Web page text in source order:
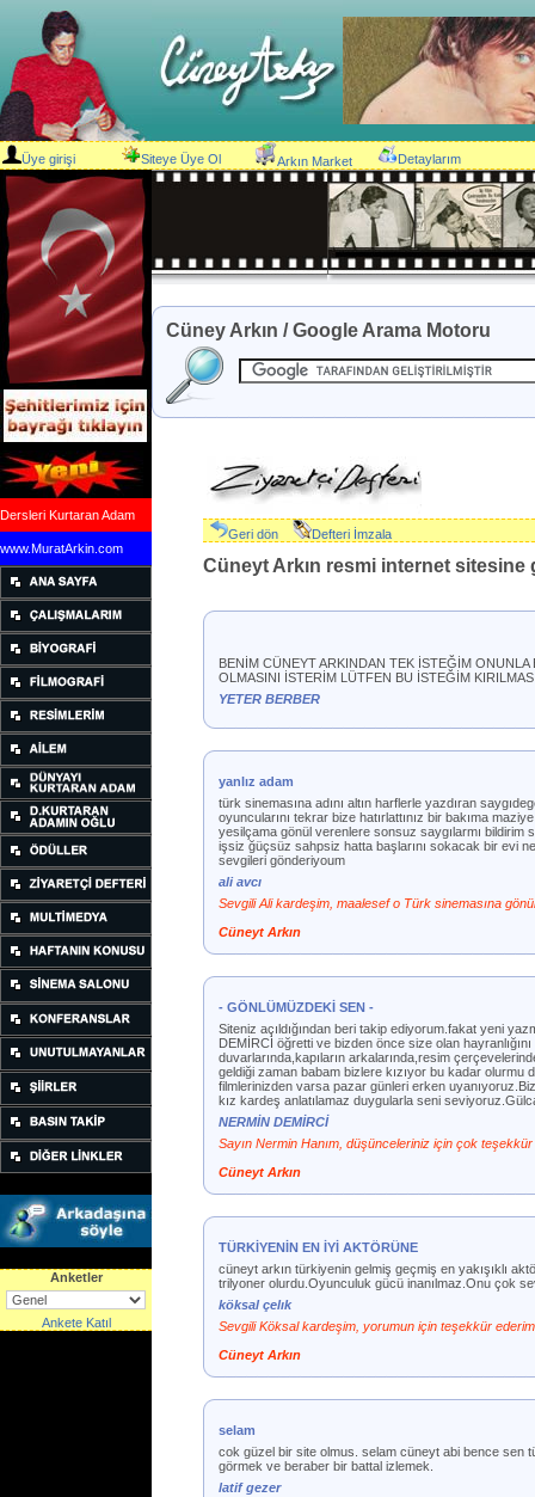
Üye girişi Siteye Üye Ol Arkın Market Detaylarım
Dersleri Kurtaran Adam
www.MuratArkin.com
Anketler
Ankete Katıl
Cüney Arkın / Google Arama Motoru
Geri dön Defteri İmzala
Cüneyt Arkın resmi internet
BENİM CÜNEYT ARKINDAN TEK İSTEĞİM
OLMASINI İSTERİM LÜTFEN BU İSTEĞİM
YETER BERBER
yanlız adam
türk sinemasına adını altın harflerle yazdıran
oyuncularını tekrar bize hatırlattınız bir bakıma
yesilçama gönül verenlere sonsuz saygılarmı
işsiz ğüçsüz sahpsiz hatta başlarını sokacak bir evi
sevgileri gönderiyoum
ali avcı
Sevgili Ali kardeşim, maalesef o Türk sinemasına
Cüneyt Arkın
- GÖNLÜMÜZDEKİ SEN -
Siteniz açıldığından beri takip ediyorum.fakat yeni
DEMİRCİ öğretti ve bizden önce size olan
duvarlarında,kapıların arkalarında,resim
geldiği zaman babam bizlere kızıyor bu kadar olurmu
filmlerinizden varsa pazar günleri erken
kız kardeş anlatılamaz duygularla seni
NERMİN DEMİRCİ
Sayın Nermin Hanım, düşünceleriniz için çok
Cüneyt Arkın
TÜRKİYENİN EN İYİ AKTÖRÜNE
cüneyt arkın türkiyenin gelmiş geçmiş en yakışıklı
trilyoner olurdu.Oyunculuk gücü inanılmaz.Onu çok
köksal çelık
Sevgili Köksal kardeşim, yorumun için teşekkür
Cüneyt Arkın
selam
cok güzel bir site olmus. selam cüneyt abi bence sen
görmek ve beraber bir battal izlemek.
latif gezer